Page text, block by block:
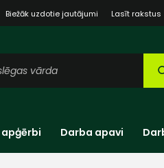
Biežāk uzdotie jautājumi Lasīt rakstus
Darba apavi